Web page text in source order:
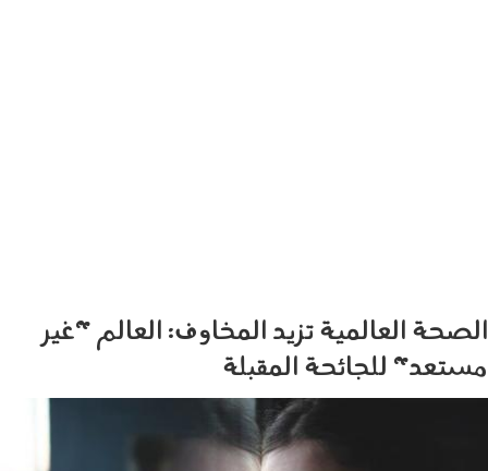
الصحة العالمية تزيد المخاوف: العالم "غير
مستعد" للجائحة المقبلة